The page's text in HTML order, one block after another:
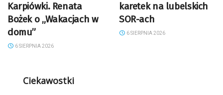
Karpiówki. Renata
Bożek o „Wakacjach w
domu”
6 SIERPNIA 2026
karetek na lubelskich
SOR-ach
6 SIERPNIA 2026
Ciekawostki